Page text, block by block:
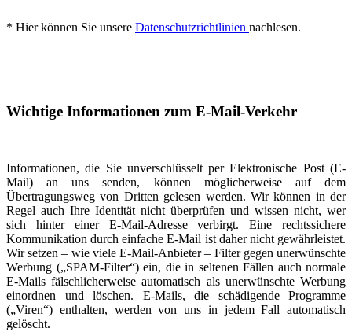
* Hier können Sie unsere Datenschutzrichtlinien nachlesen.
Wichtige Informationen zum E-Mail-Verkehr
Informationen, die Sie unverschlüsselt per Elektronische Post (E-
Mail) an uns senden, können möglicherweise auf dem
Übertragungsweg von Dritten gelesen werden. Wir können in der
Regel auch Ihre Identität nicht überprüfen und wissen nicht, wer
sich hinter einer E-Mail-Adresse verbirgt. Eine rechtssichere
Kommunikation durch einfache E-Mail ist daher nicht gewährleistet.
Wir setzen – wie viele E-Mail-Anbieter – Filter gegen unerwünschte
Werbung („SPAM-Filter“) ein, die in seltenen Fällen auch normale
E-Mails fälschlicherweise automatisch als unerwünschte Werbung
einordnen und löschen. E-Mails, die schädigende Programme
(„Viren“) enthalten, werden von uns in jedem Fall automatisch
gelöscht.